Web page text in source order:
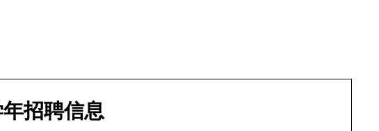
招聘信息